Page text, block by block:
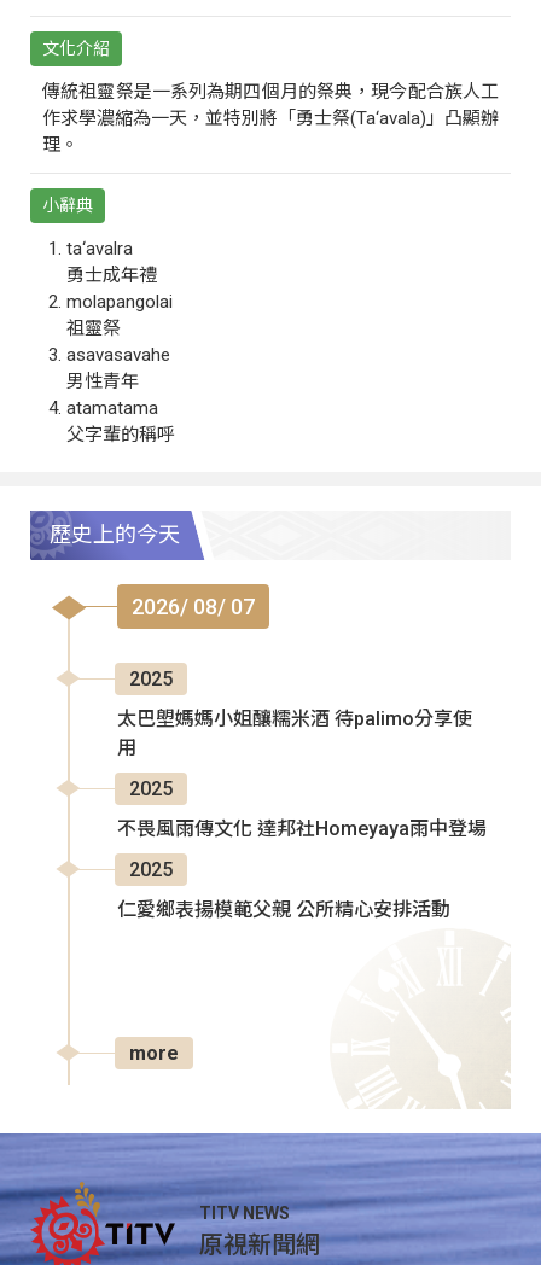
文化介紹
傳統祖靈祭是一系列為期四個月的祭典，現今配合族人工
作求學濃縮為一天，並特別將「勇士祭(Ta‘avala)」凸顯辦
理。
小辭典
ta‘avalra
勇士成年禮
molapangolai
祖靈祭
asavasavahe
男性青年
atamatama
父字輩的稱呼
歷史上的今天
2026/ 08/ 07
2025
太巴塱媽媽小姐釀糯米酒 待palimo分享使
用
2025
不畏風雨傳文化 達邦社Homeyaya雨中登場
2025
仁愛鄉表揚模範父親 公所精心安排活動
more
TITV NEWS
原視新聞網